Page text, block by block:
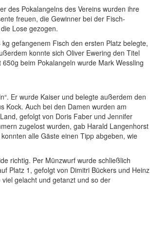
des Pokalangelns des Vereins wurden ihre
freuen, die Gewinner bei der Fisch-
Lose gezogen.
gefangenem Fisch den ersten Platz belegte,
konnte sich Oliver Ewering den Titel
beim Pokalangeln wurde Mark Wessling
Er wurde Kaiser und belegte außerdem den
Kock. Auch bei den Damen wurden am
gefolgt von Doris Faber und Jennifer
zugelost wurden, gab Harald Langenhorst
alle Gäste einen Tipp abgeben, wie
richtig. Per Münzwurf wurde schließlich
Platz 1, gefolgt von Dimitri Bückers und Heinz
gelacht und getanzt und so der